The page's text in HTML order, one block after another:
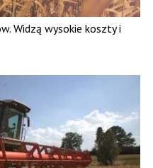
Widzą wysokie koszty i